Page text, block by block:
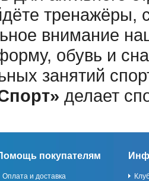
тренажёры,
внимание
обувь и
занятий
делает
покупателям
Оплата и доставка